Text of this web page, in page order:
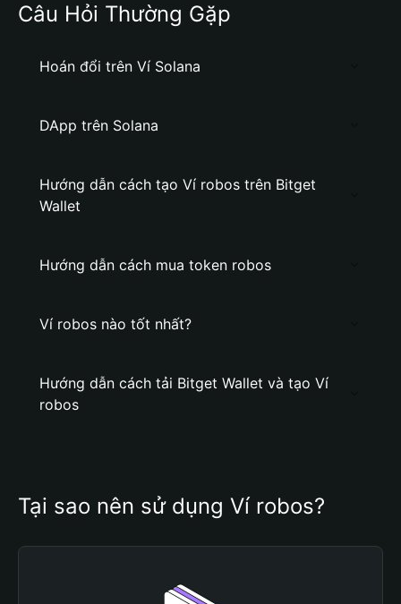
Câu Hỏi Thường Gặp
Hoán đổi trên Ví Solana
DApp trên Solana
Hướng dẫn cách tạo Ví robos trên Bitget
Wallet
Hướng dẫn cách mua token robos
Ví robos nào tốt nhất?
Hướng dẫn cách tải Bitget Wallet và tạo Ví
robos
Tại sao nên sử dụng Ví robos?